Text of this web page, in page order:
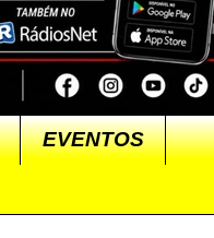
EVENTOS